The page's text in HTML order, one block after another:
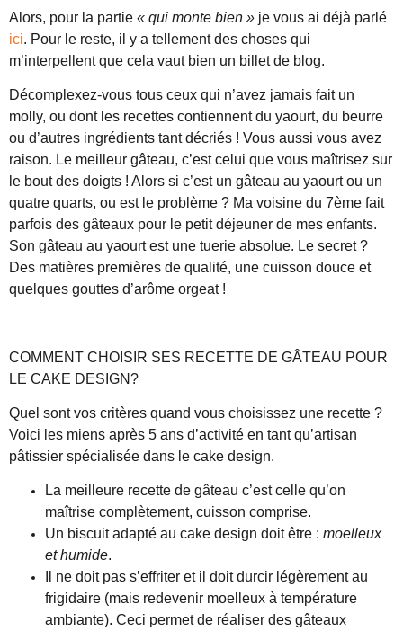
Alors, pour la partie « qui monte bien » je vous ai déjà parlé
ici. Pour le reste, il y a tellement des choses qui
m’interpellent que cela vaut bien un billet de blog.
Décomplexez-vous tous ceux qui n’avez jamais fait un
molly, ou dont les recettes contiennent du yaourt, du beurre
ou d’autres ingrédients tant décriés ! Vous aussi vous avez
raison. Le meilleur gâteau, c’est celui que vous maîtrisez sur
le bout des doigts ! Alors si c’est un gâteau au yaourt ou un
quatre quarts, ou est le problème ? Ma voisine du 7ème fait
parfois des gâteaux pour le petit déjeuner de mes enfants.
Son gâteau au yaourt est une tuerie absolue. Le secret ?
Des matières premières de qualité, une cuisson douce et
quelques gouttes d’arôme orgeat !
COMMENT CHOISIR SES RECETTE DE GÂTEAU POUR
LE CAKE DESIGN?
Quel sont vos critères quand vous choisissez une recette ?
Voici les miens après 5 ans d’activité en tant qu’artisan
pâtissier spécialisée dans le cake design.
La meilleure recette de gâteau c’est celle qu’on
maîtrise complètement, cuisson comprise.
Un biscuit adapté au cake design doit être : moelleux
et humide.
Il ne doit pas s’effriter et il doit durcir légèrement au
frigidaire (mais redevenir moelleux à température
ambiante). Ceci permet de réaliser des gâteaux